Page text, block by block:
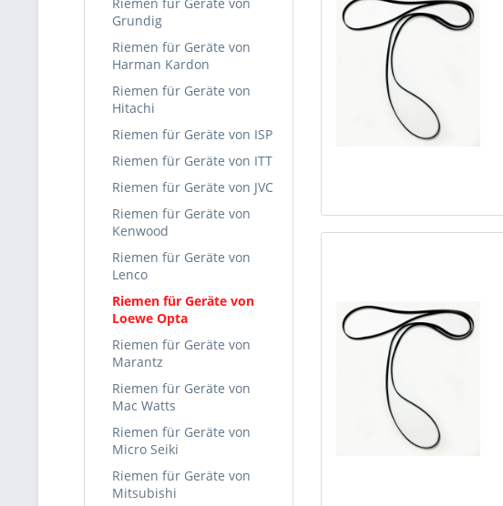
Grundig
Riemen für Geräte von
Harman Kardon
Riemen für Geräte von
Hitachi
Riemen für Geräte von ISP
Riemen für Geräte von ITT
Riemen für Geräte von JVC
Riemen für Geräte von
Kenwood
Riemen für Geräte von
Lenco
Riemen für Geräte von
Loewe Opta
Riemen für Geräte von
Marantz
Riemen für Geräte von
Mac Watts
Riemen für Geräte von
Micro Seiki
Riemen für Geräte von
Mitsubishi